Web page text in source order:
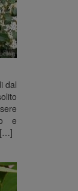
dal
e
[…]